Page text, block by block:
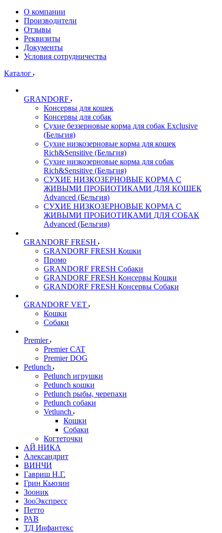
О компании
Производители
Отзывы
Реквизиты
Документы
Условия сотрудничества
Каталог
GRANDORF
Консервы для кошек
Консервы для собак
Сухие беззерновые корма для собак Exclusive
(Бельгия)
Сухие низкозерновые корма для кошек
Rich&Sensitive (Бельгия)
Сухие низкозерновые корма для собак
Rich&Sensitive (Бельгия)
СУХИЕ НИЗКОЗЕРНОВЫЕ КОРМА С
ЖИВЫМИ ПРОБИОТИКАМИ ДЛЯ КОШЕК
Advanced (Бельгия)
СУХИЕ НИЗКОЗЕРНОВЫЕ КОРМА С
ЖИВЫМИ ПРОБИОТИКАМИ ДЛЯ СОБАК
Advanced (Бельгия)
GRANDORF FRESH
GRANDORF FRESH Кошки
Промо
GRANDORF FRESH Собаки
GRANDORF FRESH Консервы Кошки
GRANDORF FRESH Консервы Собаки
GRANDORF VET
Кошки
Собаки
Premier
Premier CAT
Premier DOG
Petlunch
Petlunch игрушки
Petlunch кошки
Petlunch рыбы, черепахи
Petlunch собаки
Vetlunch
Кошки
Собаки
Когтеточки
АЙ НИКА
Александрит
ВИНЧИ
Гавриш Н.Г.
Грин Кьюзин
Зооник
ЗооЭкспресс
Петто
РАВ
ТД Инфантекс